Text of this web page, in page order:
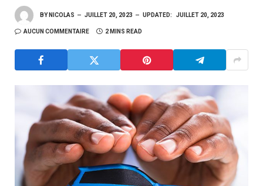
BY NICOLAS JUILLET 20, 2023 UPDATED: JUILLET 20, 2023
AUCUN COMMENTAIRE 2 MINS READ